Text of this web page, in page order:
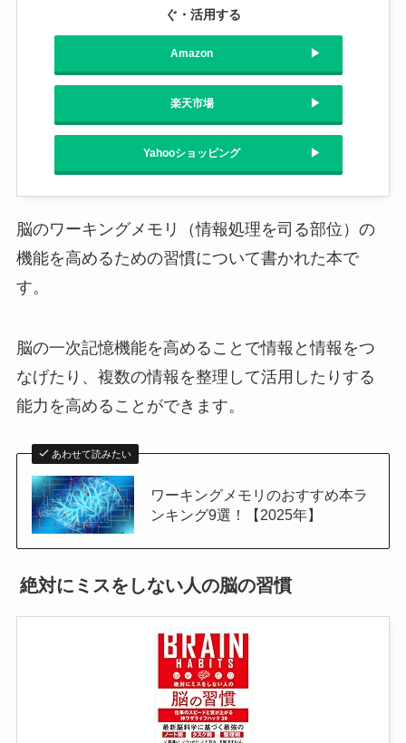
ぐ・活用する
Amazon
楽天市場
Yahooショッピング
脳のワーキングメモリ（情報処理を司る部位）の
機能を高めるための習慣について書かれた本で
す。
脳の一次記憶機能を高めることで情報と情報をつ
なげたり、複数の情報を整理して活用したりする
能力を高めることができます。
あわせて読みたい
ワーキングメモリのおすすめ本ラ
ンキング9選！【2025年】
絶対にミスをしない人の脳の習慣